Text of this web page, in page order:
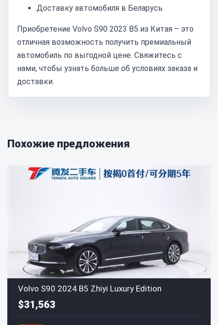
Доставку автомобиля в Беларусь.
Приобретение Volvo S90 2023 B5 из Китая – это
отличная возможность получить премиальный
автомобиль по выгодной цене. Свяжитесь с
нами, чтобы узнать больше об условиях заказа и
доставки.
Похожие предложения
Volvo S90 2024 B5 Zhiyi Luxury Edition
$31,563